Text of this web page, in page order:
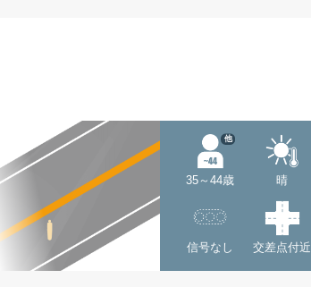
35～44歳
他
晴
信号なし 交差点付近